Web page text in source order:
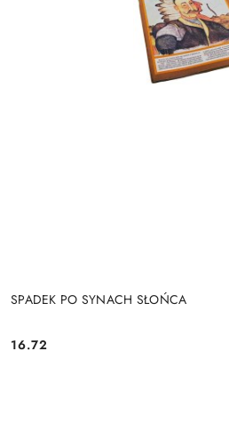
SPADEK PO SYNACH SŁOŃCA
Cena:
16.72